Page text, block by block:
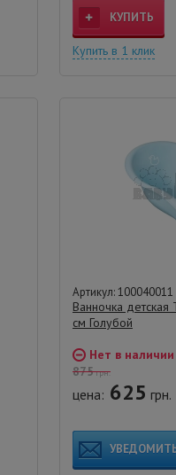
КУПИТЬ
Купить в 1 клик
Артикул: 100040011
Ванночка детская
см Голубой
Нет в наличии
875грн.
цена: 625 грн.